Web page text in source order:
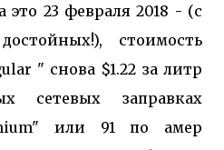
это 23 февраля 2018 - (с
стоимость
" снова $1.22 за литр
сетевых заправках
или 91 по амер